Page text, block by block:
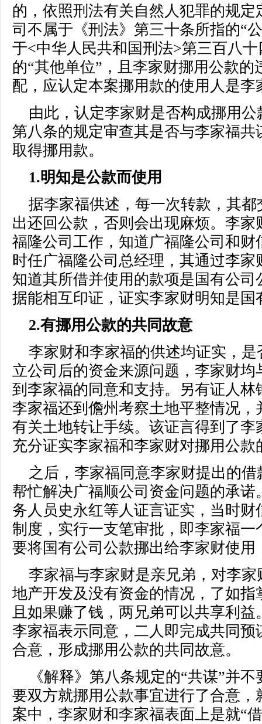
的，依照刑法有关自然人犯罪的规
司不属于《刑法》第三十条所指的“
于<中华人民共和国刑法>第三百八
的“其他单位”，且李家财挪用公款
配，应认定本案挪用款的使用人是李
由此，认定李家财是否构成挪用
第八条的规定审查其是否与李家福
取得挪用款。
1.明知是公款而使用
据李家福供述，每一次转款，其
出还回公款，否则会出现麻烦。李
福隆公司工作，知道广福隆公司和
时任广福隆公司总经理，其通过李
知道其所借并使用的款项是国有公
据能相互印证，证实李家财明知是
2.有挪用公款的共同故意
李家财和李家福的供述均证实，
立公司后的资金来源问题，李家财
到李家福的同意和支持。另有证人
李家福还到儋州考察土地平整情况
有关土地转让手续。该证言得到了
充分证实李家福和李家财对挪用公
之后，李家福同意李家财提出的
帮忙解决广福顺公司资金问题的承
务人员史永红等人证言证实，当时
制度，实行一支笔审批，即李家福
要将国有公司公款挪出给李家财使用
李家福与李家财是亲兄弟，对李
地产开发及没有资金的情况，了如
且如果赚了钱，两兄弟可以共享利
李家福表示同意，二人即完成共同
合意，形成挪用公款的共同故意。
《解释》第八条规定的“共谋”并
要双方就挪用公款事宜进行了合意，
案中，李家财和李家福表面上是就“